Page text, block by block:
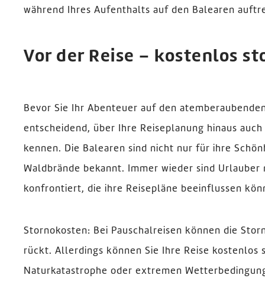
während Ihres Aufenthalts auf den Balearen
Vor der Reise – kostenlos
Bevor Sie Ihr Abenteuer auf den
entscheidend, über Ihre Reiseplanung hinaus
kennen. Die Balearen sind nicht nur für ihre
Waldbrände bekannt. Immer wieder sind
konfrontiert, die ihre Reisepläne beeinflussen
Stornokosten: Bei Pauschalreisen können die
rückt. Allerdings können Sie Ihre Reise kostenlos
Naturkatastrophe oder extremen